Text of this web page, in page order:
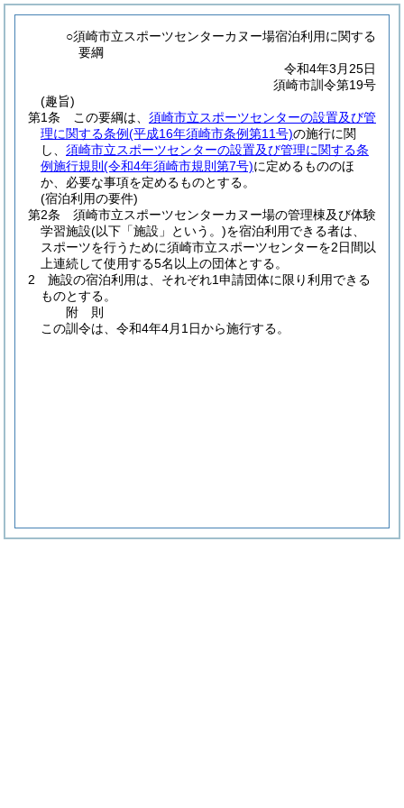
○須崎市立スポーツセンターカヌー場宿泊利用に関する
要綱
令和4年3月25日
須崎市訓令第19号
(趣旨)
第1条
この要綱は、 須崎市立スポーツセンターの設置及び管
理に関する条例(平成16年須崎市条例第11号)の施行に関
し、 須崎市立スポーツセンターの設置及び管理に関する条
例施行規則 (令和4年須崎市規則第7号)に定めるもののほ
か、必要な事項を定めるものとする。
(宿泊利用の要件)
第2条
須崎市立スポーツセンターカヌー場の管理棟及び体験
学習施設(以下「施設」という。)を宿泊利用できる者は、
スポーツを行うために須崎市立スポーツセンターを2日間以
上連続して使用する5名以上の団体とする。
2
施設の宿泊利用は、それぞれ1申請団体に限り利用できる
ものとする。
附 則
この訓令は、令和4年4月1日から施行する。